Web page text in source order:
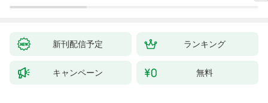
新刊配信予定 ランキング
キャンペーン 無料